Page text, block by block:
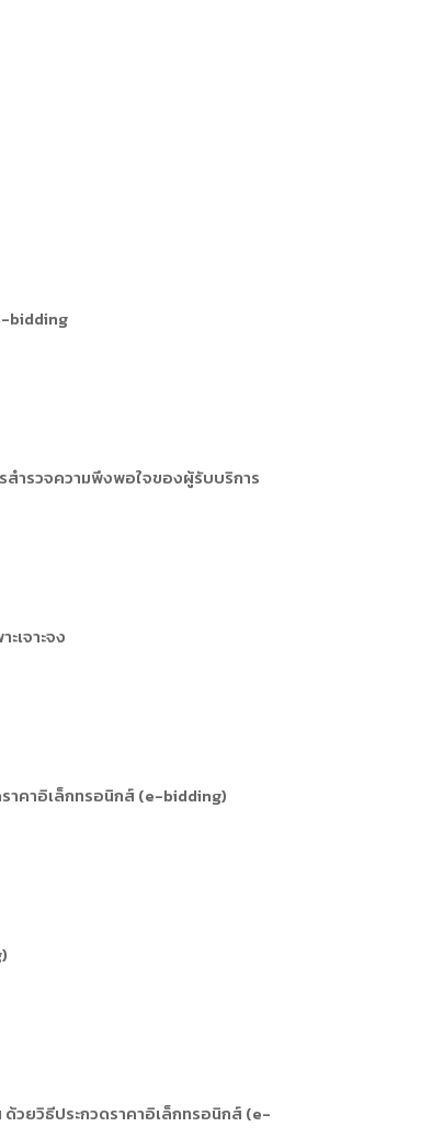
bidding
สำรวจความพึงพอใจของผู้รับบริการ
เจาะจง
าคาอิเล็กทรอนิกส์ (e-bidding)
ด้วยวิธีประกวดราคาอิเล็กทรอนิกส์ (e-